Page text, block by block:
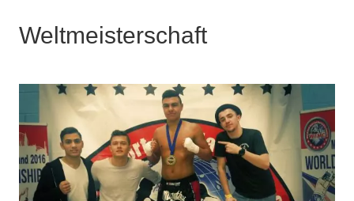
Weltmeisterschaft